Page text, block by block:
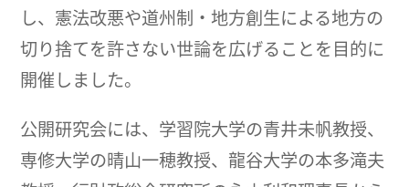
し、憲法改悪や道州制・地方創生による地方の
切り捨てを許さない世論を広げることを目的に
開催しました。
公開研究会には、学習院大学の青井未帆教授、
専修大学の晴山一穂教授、龍谷大学の本多滝夫